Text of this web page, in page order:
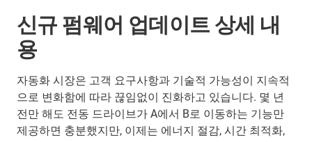
신규 펌웨어 업데이트 상세 내
용
자동화 시장은 고객 요구사항과 기술적 가능성이 지속적
으로 변화함에 따라 끊임없이 진화하고 있습니다. 몇 년
전만 해도 전동 드라이브가 A에서 B로 이동하는 기능만
제공하면 충분했지만, 이제는 에너지 절감, 시간 최적화,